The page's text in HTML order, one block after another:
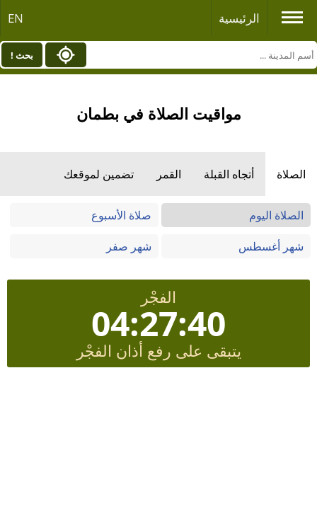
الرئيسية EN
بحث !
مواقيت الصلاة في بطمان
الصلاة أتجاه القبلة القمر تضمين لموقعك
الصلاة اليوم
صلاة الأسبوع
شهر أغسطس
شهر صفر
الفجْر
04:27:40
يتبقى على رفع أذان الفجْر